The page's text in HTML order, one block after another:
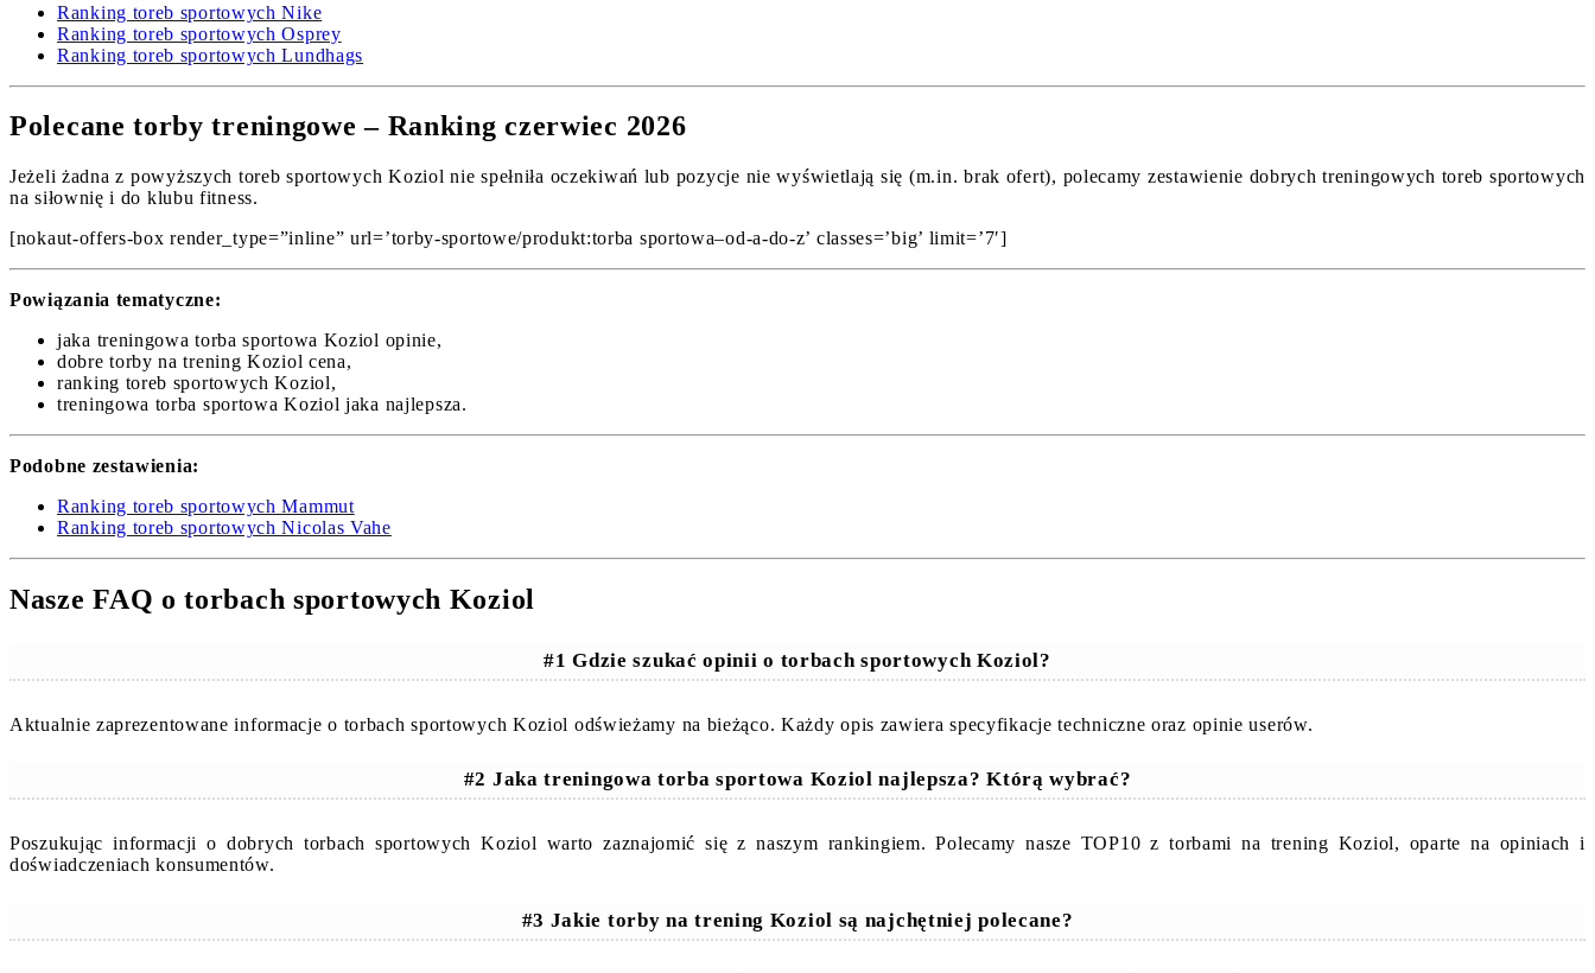
Ranking toreb sportowych Nike
Ranking toreb sportowych Osprey
Ranking toreb sportowych Lundhags
Polecane torby treningowe – Ranking czerwiec 2026
Jeżeli żadna z powyższych toreb sportowych Koziol nie spełniła oczekiwań lub pozycje nie wyświetlają się (m.in. brak ofert), polecamy zestawienie dobrych treningowych toreb sportowych
na siłownię i do klubu fitness.
[nokaut-offers-box render_type=”inline” url=’torby-sportowe/produkt:torba sportowa–od-a-do-z’ classes=’big’ limit=’7′]
Powiązania tematyczne:
jaka treningowa torba sportowa Koziol opinie,
dobre torby na trening Koziol cena,
ranking toreb sportowych Koziol,
treningowa torba sportowa Koziol jaka najlepsza.
Podobne zestawienia:
Ranking toreb sportowych Mammut
Ranking toreb sportowych Nicolas Vahe
Nasze FAQ o torbach sportowych Koziol
#1 Gdzie szukać opinii o torbach sportowych Koziol?
Aktualnie zaprezentowane informacje o torbach sportowych Koziol odświeżamy na bieżąco. Każdy opis zawiera specyfikacje techniczne oraz opinie userów.
#2 Jaka treningowa torba sportowa Koziol najlepsza? Którą wybrać?
Poszukując informacji o dobrych torbach sportowych Koziol warto zaznajomić się z naszym rankingiem. Polecamy nasze TOP10 z torbami na trening Koziol, oparte na opiniach i
doświadczeniach konsumentów.
#3 Jakie torby na trening Koziol są najchętniej polecane?